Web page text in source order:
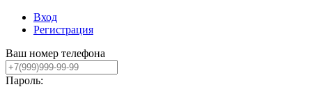
Вход
Регистрация
Ваш номер телефона
Пароль: